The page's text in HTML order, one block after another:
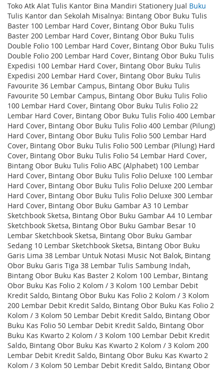
Toko Atk Alat Tulis Kantor Bina Mandiri Stationery Jual Buku
Tulis Kantor dan Sekolah Misalnya: Bintang Obor Buku Tulis
Baster 100 Lembar Hard Cover, Bintang Obor Buku Tulis
Baster 200 Lembar Hard Cover, Bintang Obor Buku Tulis
Double Folio 100 Lembar Hard Cover, Bintang Obor Buku Tulis
Double Folio 200 Lembar Hard Cover, Bintang Obor Buku Tulis
Expedisi 100 Lembar Hard Cover, Bintang Obor Buku Tulis
Expedisi 200 Lembar Hard Cover, Bintang Obor Buku Tulis
Favourite 36 Lembar Campus, Bintang Obor Buku Tulis
Favourite 50 Lembar Campus, Bintang Obor Buku Tulis Folio
100 Lembar Hard Cover, Bintang Obor Buku Tulis Folio 22
Lembar Hard Cover, Bintang Obor Buku Tulis Folio 400 Lembar
Hard Cover, Bintang Obor Buku Tulis Folio 400 Lembar (Pilung)
Hard Cover, Bintang Obor Buku Tulis Folio 500 Lembar Hard
Cover, Bintang Obor Buku Tulis Folio 500 Lembar (Pilung) Hard
Cover, Bintang Obor Buku Tulis Folio 54 Lembar Hard Cover,
Bintang Obor Buku Tulis Folio ABC (Alphabet) 100 Lembar
Hard Cover, Bintang Obor Buku Tulis Folio Deluxe 100 Lembar
Hard Cover, Bintang Obor Buku Tulis Folio Deluxe 200 Lembar
Hard Cover, Bintang Obor Buku Tulis Folio Deluxe 300 Lembar
Hard Cover, Bintang Obor Buku Gambar A3 10 Lembar
Sketchbook Sketsa, Bintang Obor Buku Gambar A4 10 Lembar
Sketchbook Sketsa, Bintang Obor Buku Gambar Besar 10
Lembar Sketchbook Sketsa, Bintang Obor Buku Gambar
Sedang 10 Lembar Sketchbook Sketsa, Bintang Obor Buku
Garis Lima 38 Lembar Untuk Notasi Music Not Balok, Bintang
Obor Buku Garis Tiga 38 Lembar Tulis Sambung Indah,
Bintang Obor Buku Kas Baster 2 Kolom 100 Lembar, Bintang
Obor Buku Kas Folio 2 Kolom / 3 Kolom 100 Lembar Debit
Kredit Saldo, Bintang Obor Buku Kas Folio 2 Kolom / 3 Kolom
200 Lembar Debit Kredit Saldo, Bintang Obor Buku Kas Folio 2
Kolom / 3 Kolom 50 Lembar Debit Kredit Saldo, Bintang Obor
Buku Kas Folio 50 Lembar Debit Kredit Saldo, Bintang Obor
Buku Kas Kwarto 2 Kolom / 3 Kolom 100 Lembar Debit Kredit
Saldo, Bintang Obor Buku Kas Kwarto 2 Kolom / 3 Kolom 200
Lembar Debit Kredit Saldo, Bintang Obor Buku Kas Kwarto 2
Kolom / 3 Kolom 50 Lembar Debit Kredit Saldo, Bintang Obor